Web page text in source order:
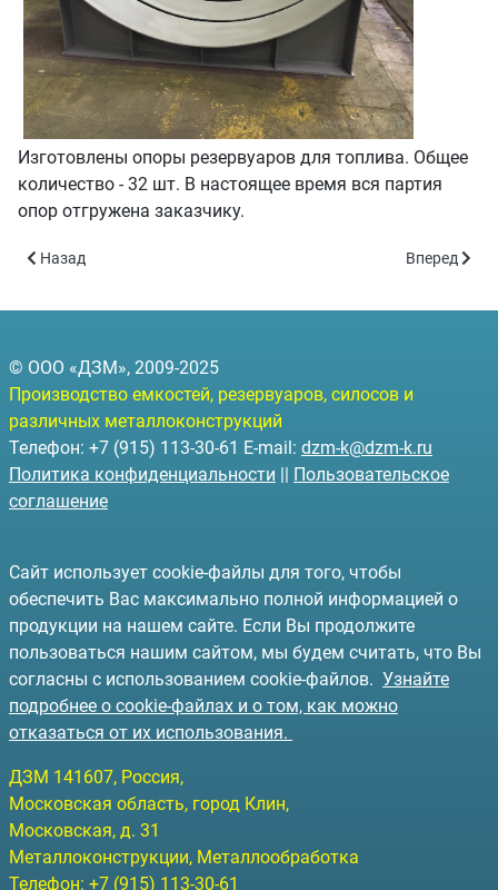
Изготовлены опоры резервуаров для топлива. Общее
количество - 32 шт. В настоящее время вся партия
опор отгружена заказчику.
Предыдущий: Резервуары объёмом 100 куб.м.
Назад Следующий:
Вперед
© ООО «ДЗМ», 2009-2025
Производство емкостей, резервуаров, силосов и
различных металлоконструкций
Телефон: +7 (915) 113-30-61 E-mail: dzm-k@dzm-k.ru
Политика конфиденциальности || Пользовательское
соглашение
Сайт использует cookie-файлы для того, чтобы
обеспечить Вас максимально полной информацией о
продукции на нашем сайте. Если Вы продолжите
пользоваться нашим сайтом, мы будем считать, что Вы
согласны с использованием cookie-файлов. Узнайте
подробнее о cookie-файлах и о том, как можно
отказаться от их использования.
ДЗМ 141607, Россия,
Московская область, город Клин,
Московская, д. 31
Металлоконструкции, Металлообработка
Телефон: +7 (915) 113-30-61